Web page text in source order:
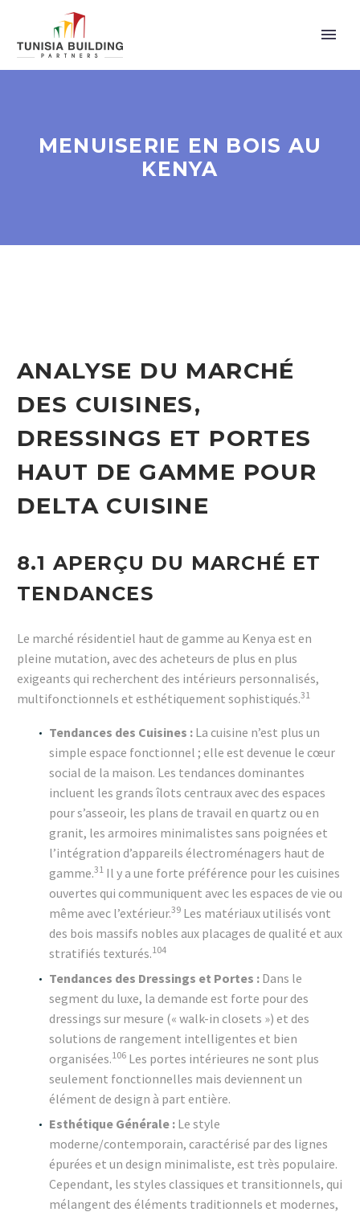
MENUISERIE EN BOIS AU
KENYA
ANALYSE DU MARCHÉ
DES CUISINES,
DRESSINGS ET PORTES
HAUT DE GAMME POUR
DELTA CUISINE
8.1 APERÇU DU MARCHÉ ET
TENDANCES
Le marché résidentiel haut de gamme au Kenya est en
pleine mutation, avec des acheteurs de plus en plus
exigeants qui recherchent des intérieurs personnalisés,
multifonctionnels et esthétiquement sophistiqués.31
Tendances des Cuisines : La cuisine n’est plus un
simple espace fonctionnel ; elle est devenue le cœur
social de la maison. Les tendances dominantes
incluent les grands îlots centraux avec des espaces
pour s’asseoir, les plans de travail en quartz ou en
granit, les armoires minimalistes sans poignées et
l’intégration d’appareils électroménagers haut de
gamme.31 Il y a une forte préférence pour les cuisines
ouvertes qui communiquent avec les espaces de vie ou
même avec l’extérieur.39 Les matériaux utilisés vont
des bois massifs nobles aux placages de qualité et aux
stratifiés texturés.104
Tendances des Dressings et Portes : Dans le
segment du luxe, la demande est forte pour des
dressings sur mesure (« walk-in closets ») et des
solutions de rangement intelligentes et bien
organisées.106 Les portes intérieures ne sont plus
seulement fonctionnelles mais deviennent un
élément de design à part entière.
Esthétique Générale : Le style
moderne/contemporain, caractérisé par des lignes
épurées et un design minimaliste, est très populaire.
Cependant, les styles classiques et transitionnels, qui
mélangent des éléments traditionnels et modernes,